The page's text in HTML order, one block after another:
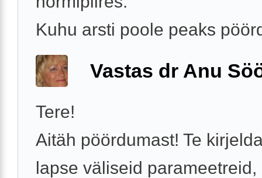
Kuhu arsti poole peaks
Vastas dr Anu
Tere!
Aitäh pöördumast! Te
lapse väliseid parameetreid,